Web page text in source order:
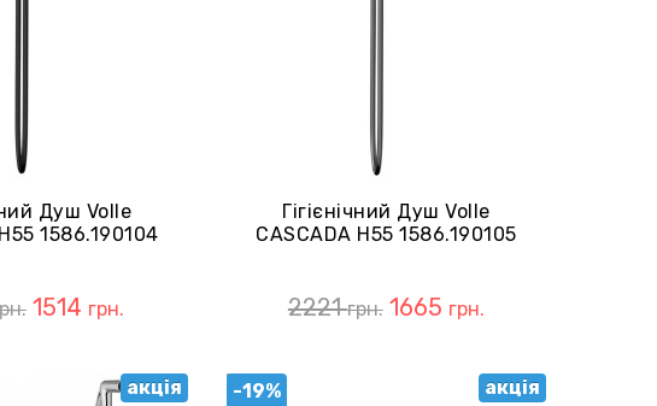
Душ Volle
1586.190104
1514 грн.
Гігієнічний Душ Volle
CASCADA H55 1586.190105
2221грн. 1665 грн.
акція -19% акція